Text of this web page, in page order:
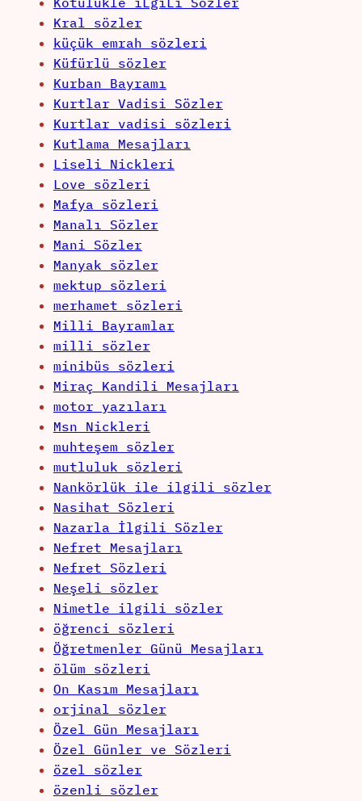
Kral sözler
küçük emrah sözleri
Küfürlü sözler
Kurban Bayramı
Kurtlar Vadisi Sözler
Kurtlar vadisi sözleri
Kutlama Mesajları
Liseli Nickleri
Love sözleri
Mafya sözleri
Manalı Sözler
Mani Sözler
Manyak sözler
mektup sözleri
merhamet sözleri
Milli Bayramlar
milli sözler
minibüs sözleri
Miraç Kandili Mesajları
motor yazıları
Msn Nickleri
muhteşem sözler
mutluluk sözleri
Nankörlük ile ilgili sözler
Nasihat Sözleri
Nazarla İlgili Sözler
Nefret Mesajları
Nefret Sözleri
Neşeli sözler
Nimetle ilgili sözler
öğrenci sözleri
Öğretmenler Günü Mesajları
ölüm sözleri
On Kasım Mesajları
orjinal sözler
Özel Gün Mesajları
Özel Günler ve Sözleri
özel sözler
özenli sözler